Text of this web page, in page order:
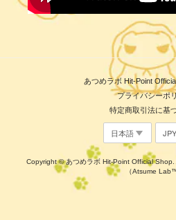
あつめラボ Hit-Point
プライバシーポ
特定商取引法に基
Copyright © あつめラボ Hit-Point Official
（Atsume Lab™